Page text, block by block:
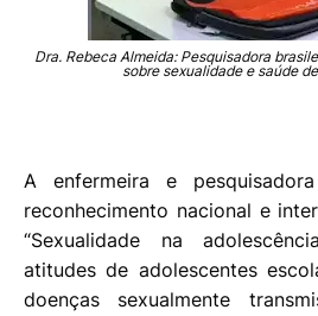
Dra. Rebeca Almeida: Pesquisadora
sobre sexualidade e saúde
A enfermeira e
reconhecimento nacional e
“Sexualidade na
atitudes de adolescentes
doenças sexualmente